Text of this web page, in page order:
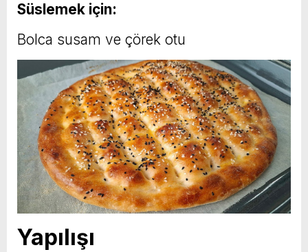
Süslemek için:
Bolca susam ve çörek otu
Yapılışı